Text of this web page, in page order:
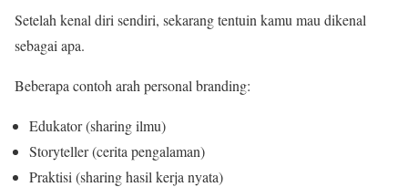
Setelah kenal diri sendiri, sekarang tentuin kamu mau dikenal
sebagai apa.
Beberapa contoh arah personal branding:
Edukator (sharing ilmu)
Storyteller (cerita pengalaman)
Praktisi (sharing hasil kerja nyata)